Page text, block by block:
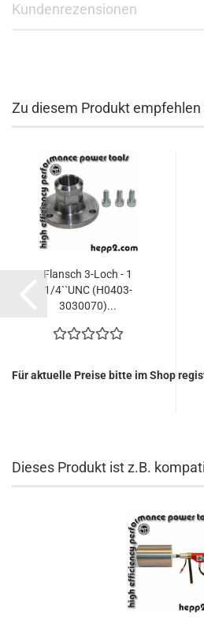
Kundenrezensionen
Zu diesem Produkt empfehlen
Flansch 3-Loch - 1
1/4``UNC (H0403-
3030070)...
Für aktuelle Preise bitte im Shop
Dieses Produkt ist z.B.